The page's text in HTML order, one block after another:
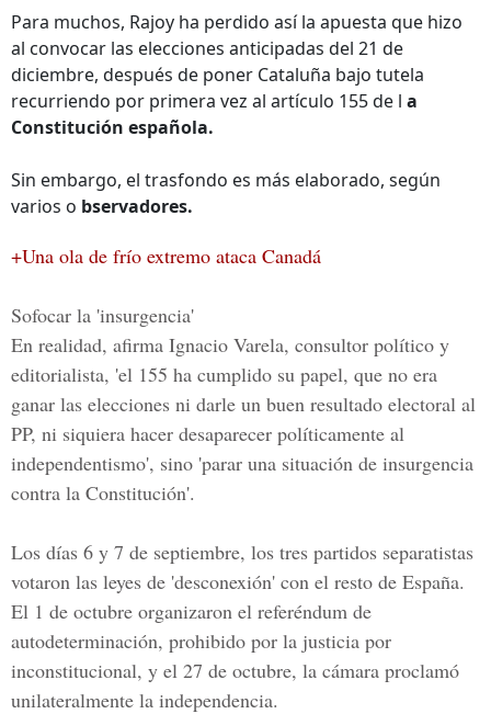
Para muchos, Rajoy ha perdido así la apuesta que hizo
al convocar las elecciones anticipadas del 21 de
diciembre, después de poner Cataluña bajo tutela
recurriendo por primera vez al artículo 155 de l a
Constitución española.
Sin embargo, el trasfondo es más elaborado, según
varios o bservadores.
+Una ola de frío extremo ataca Canadá
Sofocar la 'insurgencia'
En realidad, afirma Ignacio Varela, consultor político y
editorialista, 'el 155 ha cumplido su papel, que no era
ganar las elecciones ni darle un buen resultado electoral al
PP, ni siquiera hacer desaparecer políticamente al
independentismo', sino 'parar una situación de insurgencia
contra la Constitución'.
Los días 6 y 7 de septiembre, los tres partidos separatistas
votaron las leyes de 'desconexión' con el resto de España.
El 1 de octubre organizaron el referéndum de
autodeterminación, prohibido por la justicia por
inconstitucional, y el 27 de octubre, la cámara proclamó
unilateralmente la independencia.